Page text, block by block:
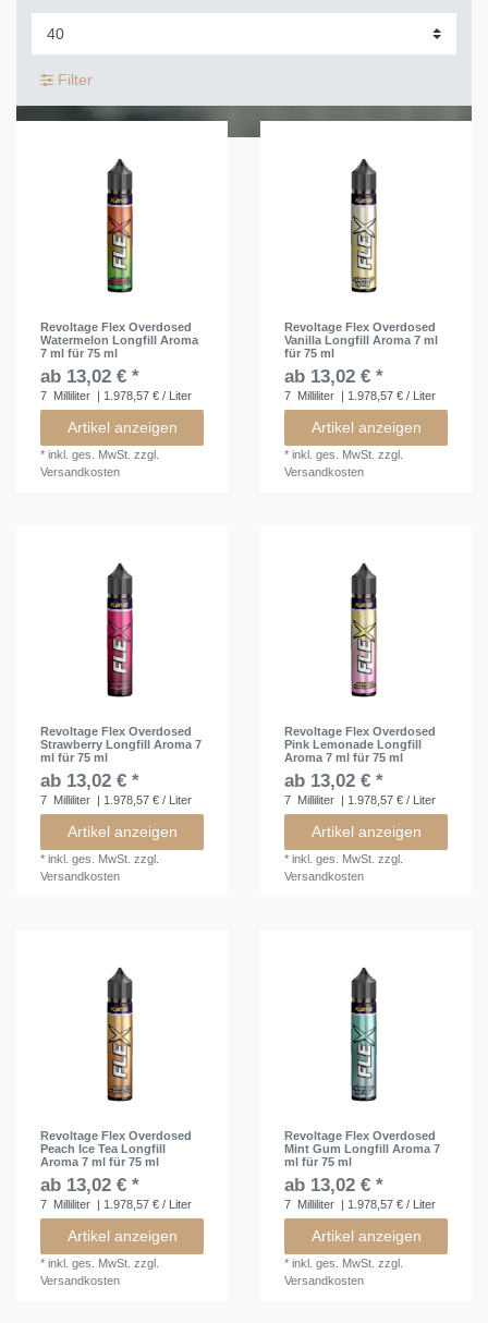
Filter
Revoltage Flex Overdosed
Watermelon Longfill Aroma
7 ml für 75 ml
ab 13,02 € *
7 Milliliter | 1.978,57 € / Liter
Artikel anzeigen
*inkl. ges. MwSt. zzgl.
Versandkosten
Revoltage Flex Overdosed
Vanilla Longfill Aroma 7 ml
für 75 ml
ab 13,02 € *
7 Milliliter | 1.978,57 € / Liter
Artikel anzeigen
*inkl. ges. MwSt. zzgl.
Versandkosten
Revoltage Flex Overdosed
Strawberry Longfill Aroma 7
ml für 75 ml
ab 13,02 € *
7 Milliliter | 1.978,57 € / Liter
Artikel anzeigen
*inkl. ges. MwSt. zzgl.
Versandkosten
Revoltage Flex Overdosed
Pink Lemonade Longfill
Aroma 7 ml für 75 ml
ab 13,02 € *
7 Milliliter | 1.978,57 € / Liter
Artikel anzeigen
*inkl. ges. MwSt. zzgl.
Versandkosten
Revoltage Flex Overdosed
Peach Ice Tea Longfill
Aroma 7 ml für 75 ml
ab 13,02 € *
7 Milliliter | 1.978,57 € / Liter
Artikel anzeigen
*inkl. ges. MwSt. zzgl.
Versandkosten
Revoltage Flex Overdosed
Mint Gum Longfill Aroma 7
ml für 75 ml
ab 13,02 € *
7 Milliliter | 1.978,57 € / Liter
Artikel anzeigen
*inkl. ges. MwSt. zzgl.
Versandkosten